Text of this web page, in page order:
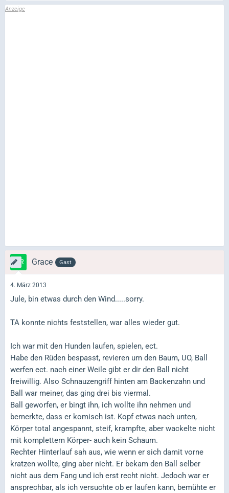
Grace Gast
4. März 2013
Jule, bin etwas durch den Wind.....sorry.
TA konnte nichts feststellen, war alles wieder gut.
Ich war mit den Hunden laufen, spielen, ect.
Habe den Rüden bespasst, revieren um den Baum, UO, Ball
werfen ect. nach einer Weile gibt er dir den Ball nicht
freiwillig. Also Schnauzengriff hinten am Backenzahn und
Ball war meiner, das ging drei bis viermal.
Ball geworfen, er bingt ihn, ich wollte ihn nehmen und
bemerkte, dass er komisch ist. Kopf etwas nach unten,
Körper total angespannt, steif, krampfte, aber wackelte nicht
mit komplettem Körper- auch kein Schaum.
Rechter Hinterlauf sah aus, wie wenn er sich damit vorne
kratzen wollte, ging aber nicht. Er bekam den Ball selber
nicht aus dem Fang und ich erst recht nicht. Jedoch war er
ansprechbar, als ich versuchte ob er laufen kann, bemühte er